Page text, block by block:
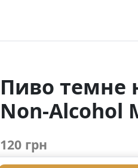
Пиво темне
Non-Alcohol
120 грн